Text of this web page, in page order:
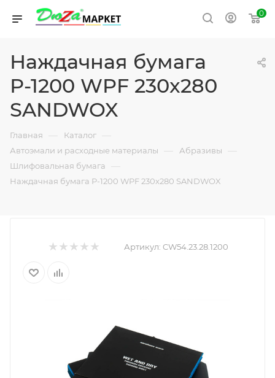
0
Наждачная бумага
Р-1200 WPF 230x280
SANDWOX
Главная — Каталог —
Автоэмали и расходные материалы — Абразивы —
Шлифовальная бумага —
Наждачная бумага Р-1200 WPF 230x280 SANDWOX
Артикул: CW54.23.28.1200